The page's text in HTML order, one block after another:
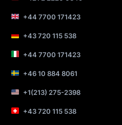
+44 7700 171423
+43 720 115 538
+44 7700 171423
+46 10 884 8061
+1(213) 275-2398
+43 720 115 538